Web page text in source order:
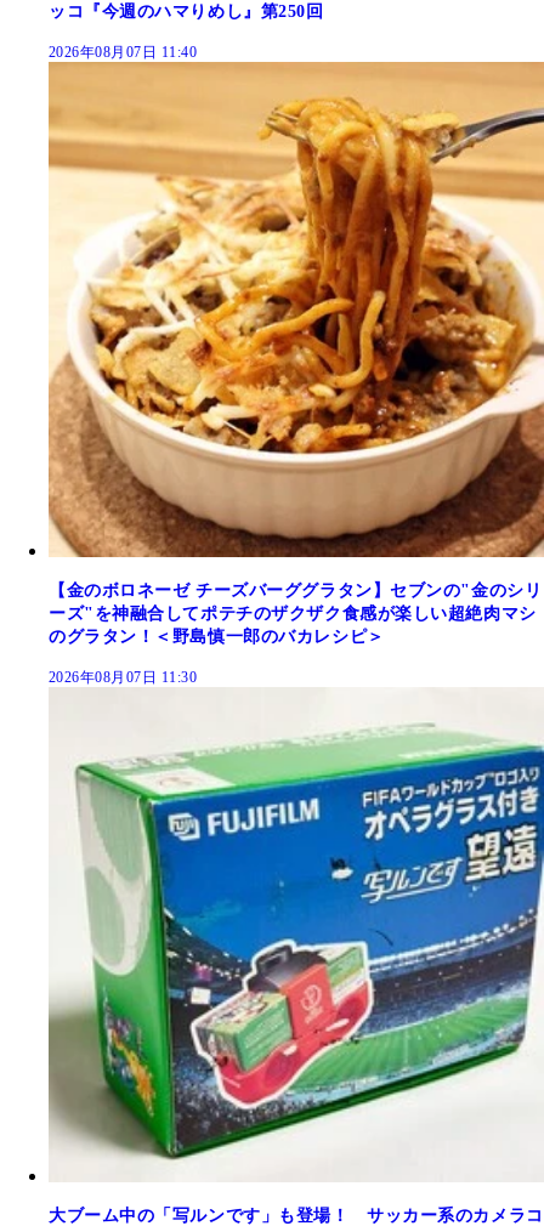
ッコ『今週のハマりめし』第250回
2026年08月07日 11:40
【金のボロネーゼ チーズバーググラタン】セブンの"金のシリ
ーズ"を神融合してポテチのザクザク食感が楽しい超絶肉マシ
のグラタン！＜野島慎一郎のバカレシピ＞
2026年08月07日 11:30
大ブーム中の「写ルンです」も登場！ サッカー系のカメラコ